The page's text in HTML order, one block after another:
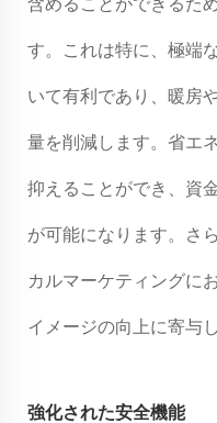
含めることができるた
す。これは特に、極端
いて有利であり、暖房
量を削減します。省エ
抑えることができ、資
が可能になります。さ
カルマーケティングに
イメージの向上に寄与
強化された安全機能